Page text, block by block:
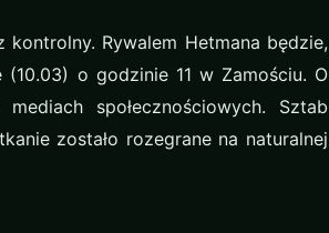
Rywalem Hetmana będzie,
o godzinie 11 w Zamościu. O
społecznościowych. Sztab
zostało rozegrane na naturalnej